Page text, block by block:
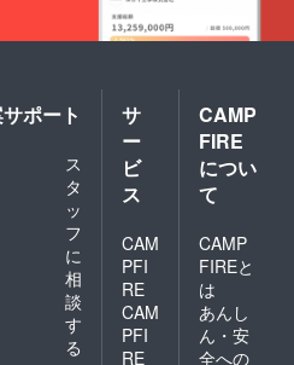
ポート
ス
タ
ッ
フ
に
相
談
す
る
サ
ー
ビ
ス
CAM
PFI
RE
CAM
PFI
RE
CAMP
FIRE
につい
て
CAMP
FIREと
は
あんし
ん・安
全への